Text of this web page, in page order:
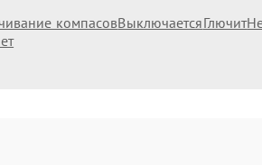
компасовВыключаетсяГлючит